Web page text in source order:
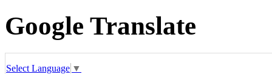
Google Translate
Select Language ▼